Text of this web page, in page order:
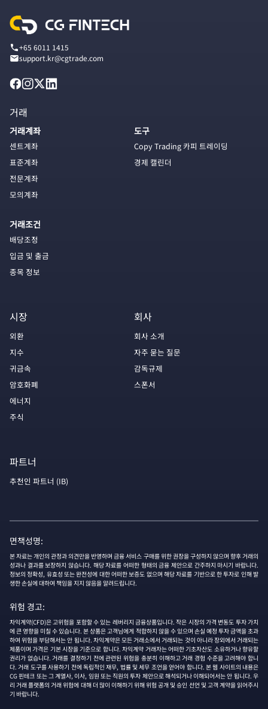
+65 6011 1415
support.kr@cgtrade.com
거래
거래계좌
센트계좌
표준계좌
전문계좌
모의계좌
거래조건
배당조정
입금 및 출금
종목 정보
도구
Copy Trading 카피 트레이딩
경제 캘린더
시장
외환
지수
귀금속
암호화폐
에너지
주식
회사
회사 소개
자주 묻는 질문
감독규제
스폰서
파트너
추천인 파트너 (IB)
면책성명:
본 자료는 개인의 관정과 의견만을 반영하며 금융 서비스 구매를 위한 권장을 구성하지 않으며 향후 거래의
성과나 결과를 보장하지 않습니다. 해당 자료를 어떠한 형태의 금융 제안으로 간주하지 마시기 바랍니다.
정보의 정확성, 유효성 또는 완전성에 대한 어떠한 보증도 없으며 해당 자료를 기반으로 한 투자로 인해 발
생한 손실에 대하여 책임을 지지 않음을 알려드립니다.
위험 경고:
차익계약(CFD)은 고위험을 포함할 수 있는 레버리지 금융상품입니다. 작은 시장의 가격 변동도 투자 가치
에 큰 영향을 미칠 수 있습니다. 본 상품은 고객님에게 적합하지 않을 수 있으며 손실 예정 투자 금액을 초과
하여 위험을 부담해서는 안 됩니다. 차익계약은 모든 거래소에서 거래되는 것이 아니라 장외에서 거래되는
제품이며 가격은 기본 시장을 기준으로 합니다. 차익계약 거래자는 어떠한 기초자산도 소유하거나 향유할
권리가 없습니다. 거래를 결정하기 전에 관련된 위험을 충분히 이해하고 거래 경험 수준을 고려해야 합니
다. 거래 도구를 사용하기 전에 독립적인 재무, 법률 및 세무 조언을 얻어야 합니다. 본 웹 사이트의 내용은
CG 핀테크 또는 그 계열사, 이사, 임원 또는 직원의 투자 제안으로 해석되거나 이해되어서는 안 됩니다. 우
리 거래 플랫폼의 거래 위험에 대해 더 많이 이해하기 위해 위험 공개 및 승인 선언 및 고객 계약을 읽어주시
기 바랍니다.